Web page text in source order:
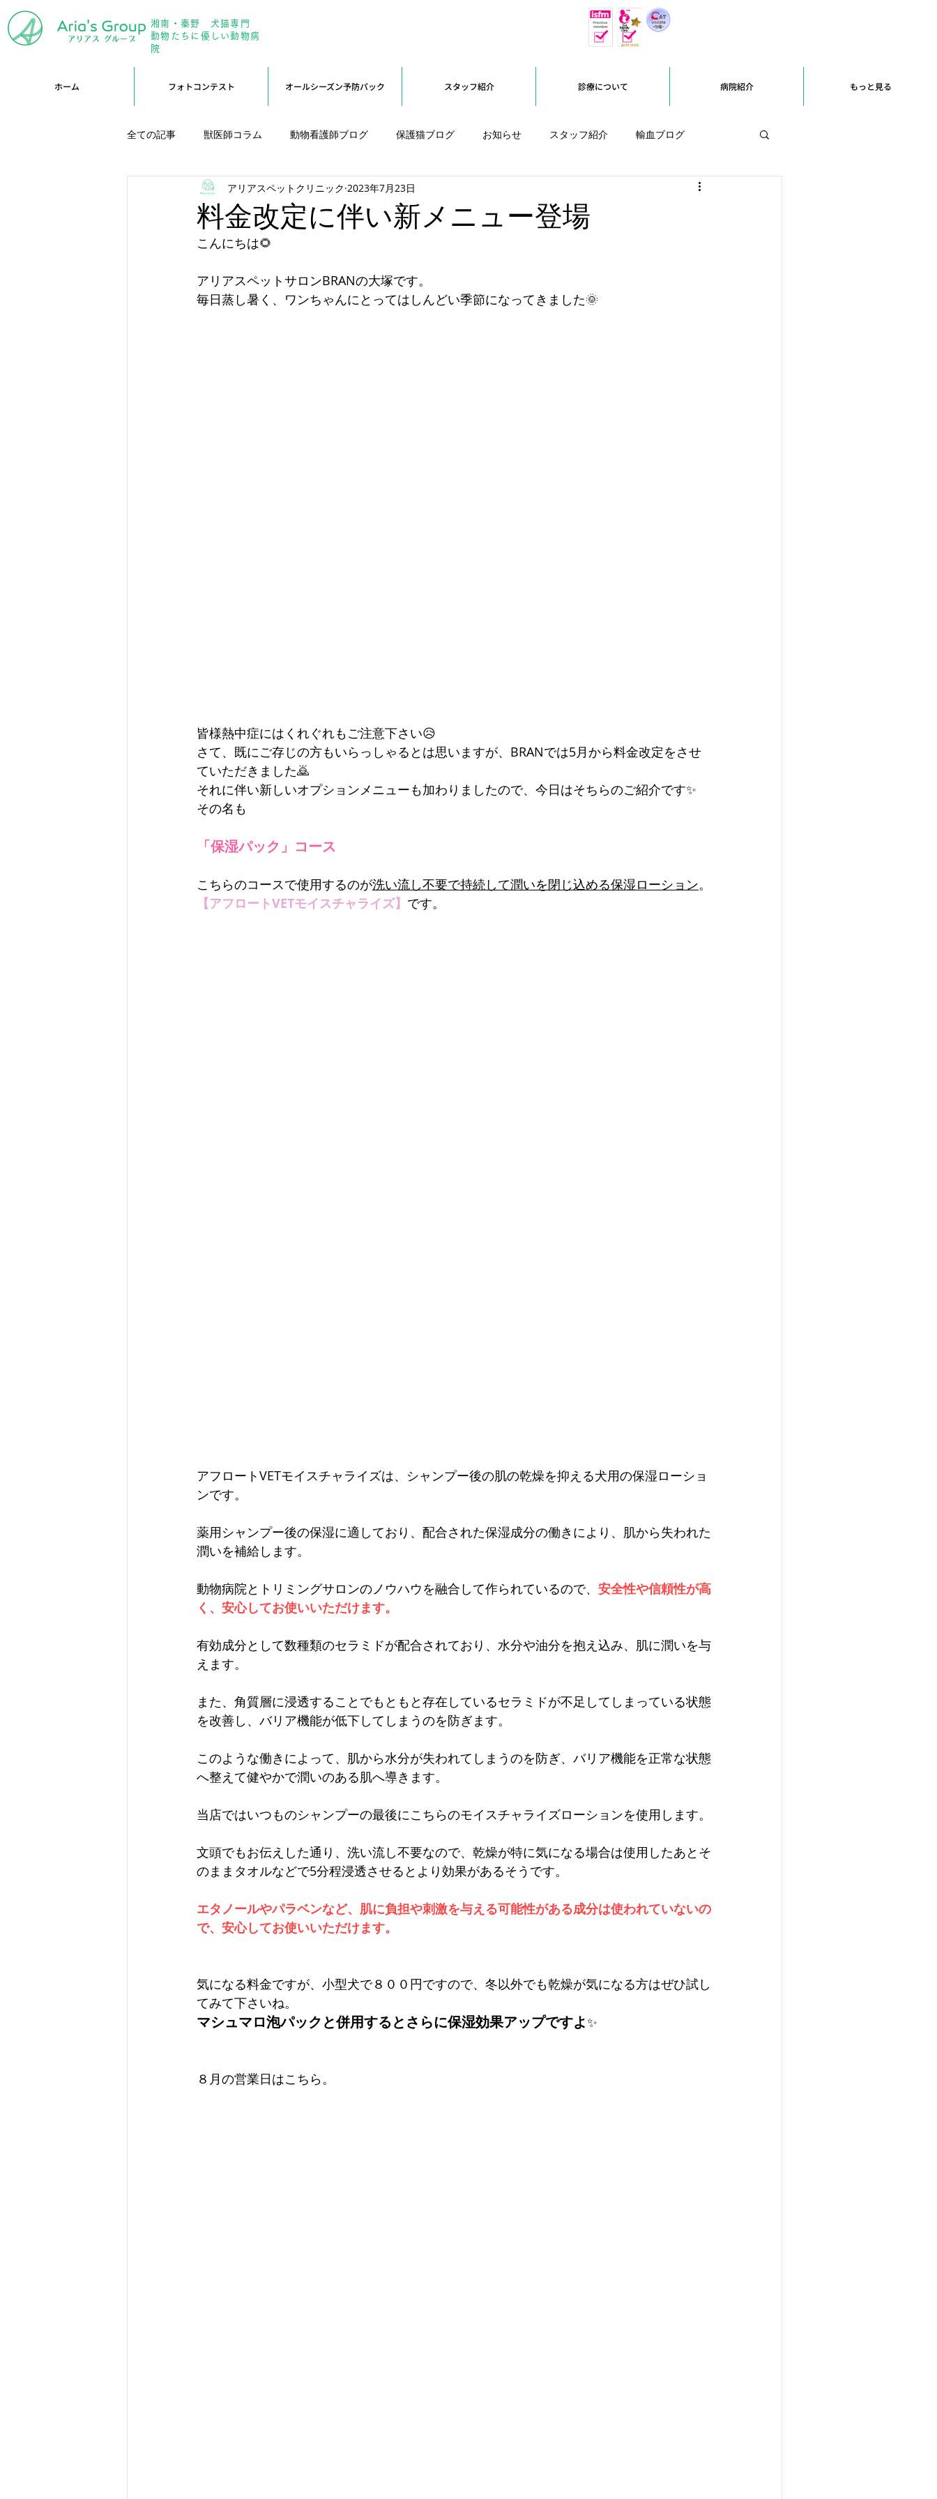
湘南・秦野 犬猫専門
動物たちに優しい動物病
院
ホーム フォトコンテスト オールシーズン予防パック スタッフ紹介 診療について 病院紹介 もっと見る
全ての記事 獣医師コラム 動物看護師ブログ 保護猫ブログ お知らせ スタッフ紹介 輸血ブログ
アリーブログ Branブログ オープンに向けて
料金改定に伴い新メニュー登場
アリアスペットクリニック 2023年7月23日
こんにちは🌻
アリアスペットサロンBRANの大塚です。
毎日蒸し暑く、ワンちゃんにとってはしんどい季節になってきました🌞
皆様熱中症にはくれぐれもご注意下さい😥
さて、既にご存じの方もいらっしゃるとは思いますが、BRANでは5月から料金改定をさせ
ていただきました🙇
それに伴い新しいオプションメニューも加わりましたので、今日はそちらのご紹介です✨
その名も
「保湿パック」コース
こちらのコースで使用するのが洗い流し不要で持続して潤いを閉じ込める保湿ローション。
【アフロートVETモイスチャライズ】 です。
アフロートVETモイスチャライズは、シャンプー後の肌の乾燥を抑える犬用の保湿ローショ
ンです。
薬用シャンプー後の保湿に適しており、配合された保湿成分の働きにより、肌から失われた
潤いを補給します。
動物病院とトリミングサロンのノウハウを融合して作られているので、 安全性や信頼性が高
く、安心してお使いいただけます。
有効成分として数種類のセラミドが配合されており、水分や油分を抱え込み、肌に潤いを与
えます。
また、角質層に浸透することでもともと存在しているセラミドが不足してしまっている状態
を改善し、バリア機能が低下してしまうのを防ぎます。
このような働きによって、肌から水分が失われてしまうのを防ぎ、バリア機能を正常な状態
へ整えて健やかで潤いのある肌へ導きます。
当店ではいつものシャンプーの最後にこちらのモイスチャライズローションを使用します。
文頭でもお伝えした通り、洗い流し不要なので、乾燥が特に気になる場合は使用したあとそ
のままタオルなどで5分程浸透させるとより効果があるそうです。
エタノールやパラベンなど、肌に負担や刺激を与える可能性がある成分は使われていないの
で、安心してお使いいただけます。
気になる料金ですが、小型犬で８００円ですので、冬以外でも乾燥が気になる方はぜひ試し
てみて下さいね。
マシュマロ泡パックと併用するとさらに保湿効果アップですよ✨
８月の営業日はこちら。